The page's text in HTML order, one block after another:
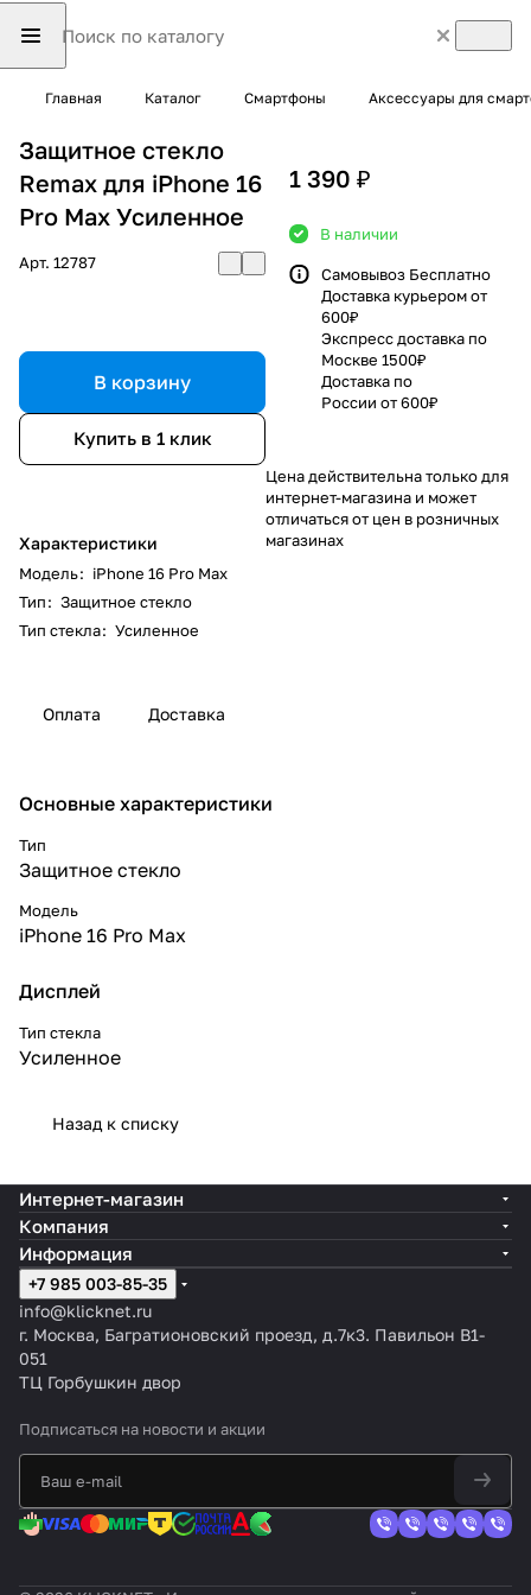
Главная Каталог Смартфоны Аксессуары для
Защитное стекло
Remax для iPhone 16
Pro Max Усиленное
Арт. 12787
В корзину
Купить в 1 клик
Характеристики
Модель: iPhone 16 Pro Max
Тип: Защитное стекло
Тип стекла: Усиленное
1 390 ₽
В наличии
Самовывоз Бесплатно
Доставка курьером от
600₽
Экспресс доставка по
Москве 1500₽
Доставка по
России от 600₽
Цена действительна только для
интернет-магазина и может
отличаться от цен в розничных
магазинах
Оплата Доставка
Основные характеристики
Тип
Защитное стекло
Модель
iPhone 16 Pro Max
Дисплей
Тип стекла
Усиленное
Назад к списку
Интернет-магазин
Компания
Информация
+7 985 003-85-35
info@klicknet.ru
г. Москва, Багратионовский проезд, д.7к3. Павильон B1-
051
ТЦ Горбушкин двор
Подписаться на новости и акции